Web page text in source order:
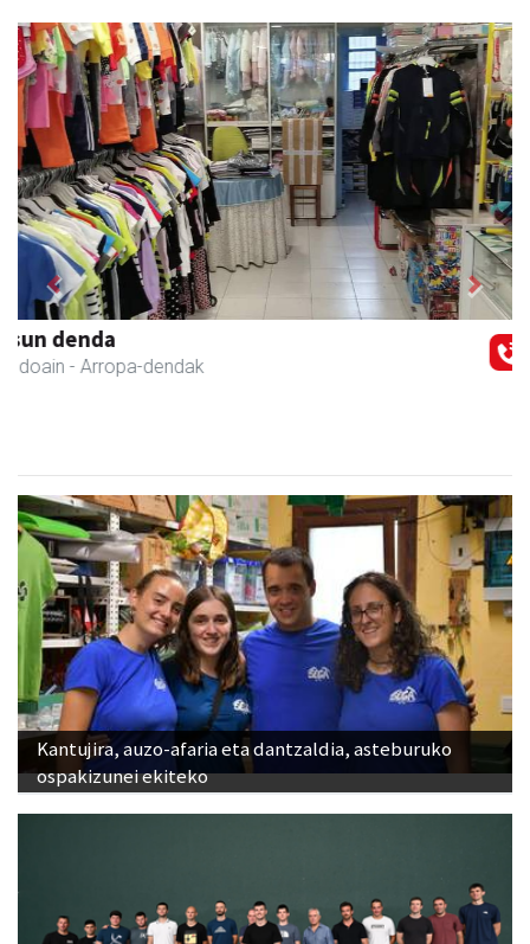
Hiru Jatetxea
Andoain - Tabernak
Previous Next
Kantujira, auzo-afaria eta dantzaldia, asteburuko
ospakizunei ekiteko